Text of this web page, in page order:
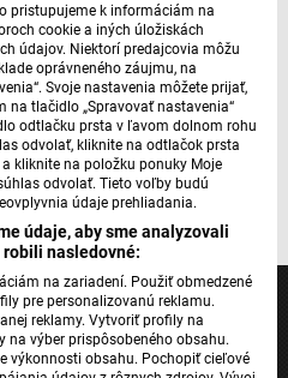
pristupujeme k informáciám na
cookie a iných úložiskách
údajov. Niektorí predajcovia môžu
oprávneného záujmu, na
Svoje nastavenia môžete prijať,
tlačidlo „Spravovať nastavenia“
odtlačku prsta v ľavom dolnom rohu
odvolať, kliknite na odtlačok prsta
kliknite na položku ponuky Moje
odvolať. Tieto voľby budú
údaje prehliadania.
údaje, aby sme analyzovali
robili nasledovné:
na zariadení. Použiť obmedzené
pre personalizovanú reklamu.
reklamy. Vytvoriť profily na
výber prispôsobeného obsahu.
výkonnosti obsahu. Pochopiť cieľové
nám chybuv prehrávači.